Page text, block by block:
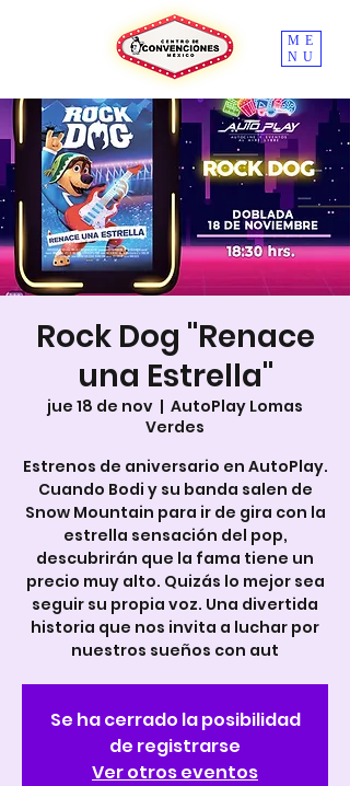
ME
NU
Rock Dog "Renace
una Estrella"
jue 18 de nov
  |
AutoPlay Lomas
Verdes
Estrenos de aniversario en AutoPlay.
Cuando Bodi y su banda salen de
Snow Mountain para ir de gira con la
estrella sensación del pop,
descubrirán que la fama tiene un
precio muy alto. Quizás lo mejor sea
seguir su propia voz. Una divertida
historia que nos invita a luchar por
nuestros sueños con aut
Se ha cerrado la posibilidad
de registrarse
Ver otros eventos